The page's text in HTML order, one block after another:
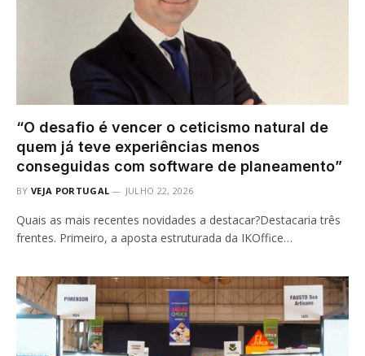
“O desafio é vencer o ceticismo natural de
quem já teve experiências menos
conseguidas com software de planeamento”
BY VEJA PORTUGAL JULHO 22, 2026
Quais as mais recentes novidades a destacar?Destacaria três
frentes. Primeiro, a aposta estruturada da IKOffice…